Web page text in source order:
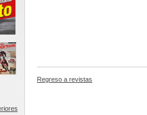
Regreso a revistas